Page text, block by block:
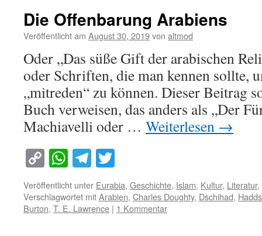
Die Offenbarung Arabiens
Veröffentlicht am August 30, 2019von altmod
Oder „Das süße Gift der arabischen
oder Schriften, die man kennen sollte,
„mitreden“ zu können. Dieser Beitrag
Buch verweisen, das anders als „Der
Machiavelli oder … Weiterlesen →
Copy
Link
WhatsApp
Telegram
Veröffentlicht unter Eurabia, Geschichte, Islam, Kultur, Literatur,
Verschlagwortet mitArabien, Charles Doughty, Dschihad,
Burton, T. E. Lawrence | 1 Kommentar